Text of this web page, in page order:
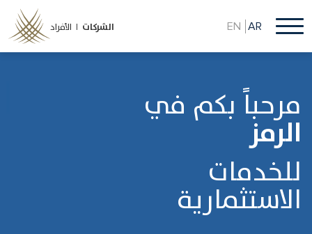
إلى
المحتوى
الرئيسي
الأفراد | الشركات EN AR
مرحباً بكم في
الرمز
للخدمات
الاستثمارية